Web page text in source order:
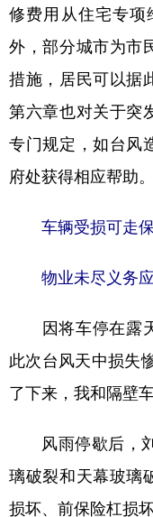
修费用从住宅专项
外，部分城市为市
措施，居民可以据
第六章也对关于突
专门规定，如台风
府处获得相应帮助。
车辆受损可走保
物业未尽义务应
因将车停在露天
此次台风天中损失
了下来，我和隔壁
风雨停歇后，刘
璃破裂和天幕玻璃
损坏、前保险杠损